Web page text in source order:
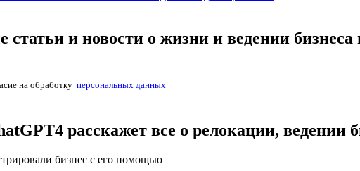
и новости о жизни и ведении
на обработку персональных данных
расскажет все о релокации, ведении
бизнес с его помощью